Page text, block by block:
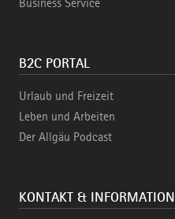
Business Service
B2C PORTAL
Urlaub und Freizeit
Leben und Arbeiten
Der Allgäu Podcast
KONTAKT & INFORMATION